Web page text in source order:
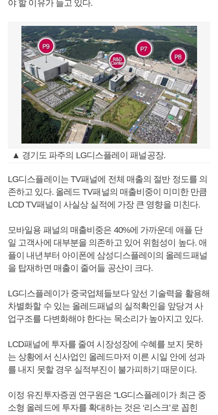
야 할 이유가 늘고 있다.
▲ 경기도 파주의 LG디스플레이 패널공장.
LG디스플레이는 TV패널에 전체 매출의 절반 정도를 의
존하고 있다. 올레드 TV패널의 매출비중이 미미한 만큼
LCD TV패널이 사실상 실적에 가장 큰 영향을 미친다.
모바일용 패널의 매출비중은 40%에 가까운데 애플 단
일 고객사에 대부분을 의존하고 있어 위험성이 높다. 애
플이 내년부터 아이폰에 삼성디스플레이의 올레드패널
을 탑재하면 매출이 줄어들 공산이 크다.
LG디스플레이가 중국업체들보다 앞선 기술력을 활용해
차별화할 수 있는 올레드패널의 실적확인을 앞당겨 사
업구조를 다변화해야 한다는 목소리가 높아지고 있다.
LCD패널에 투자를 줄여 시장성장에 수혜를 보지 못하
는 상황에서 신사업인 올레드마저 이른 시일 안에 성과
를 내지 못할 경우 실적부진이 불가피하기 때문이다.
이정 유진투자증권 연구원은 “LG디스플레이가 최근 중
소형 올레드에 투자를 확대하는 것은 ‘리스크’로 꼽힌